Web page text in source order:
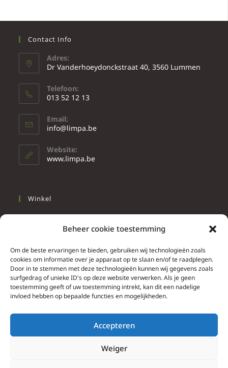
Beheer cookie toestemming
Om de beste ervaringen te bieden, gebruiken wij technologieën zoals
cookies om informatie over je apparaat op te slaan en/of te raadplegen.
Door in te stemmen met deze technologieën kunnen wij gegevens zoals
surfgedrag of unieke ID's op deze website verwerken. Als je geen
toestemming geeft of uw toestemming intrekt, kan dit een nadelige
invloed hebben op bepaalde functies en mogelijkheden.
Accepteren
Weiger
Contact Info
Adres:
Dr Vanderhoeydonckstraat 40, 3560 Lummen
Telefoon:
013 52 12 13
Email:
info@limpa.be
Website:
www.limpa.be
Winkel
Wonen
Info
Contacteer ons